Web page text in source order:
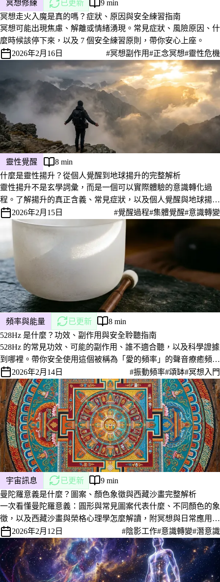
冥想修練 已更新
9 min
冥想走火入魔是真的嗎？症狀、原因與安全練習指南
冥想可能出現焦慮、解離或情緒湧現。常見症狀、風險原因、什
麼時候該停下來，以及 7 個安全練習原則，帶你安心上座。
2026年2月16日
#冥想副作用#正念冥想#靈性危機
靈性覺醒
8 min
什麼是靈性揚升？從個人覺醒到地球揚升的完整解析
靈性揚升不是玄學詞彙，而是一個可以實際體驗的意識轉化過
程。了解揚升的真正含義、常見症狀，以及個人覺醒與地球揚升
之間的關係。
2026年2月15日 #覺醒過程#集體覺醒#意識轉變
頻率與能量 已更新
8 min
528Hz 是什麼？功效、副作用與安全聆聽指南
528Hz 的常見功效、可能的副作用、誰不適合聽，以及科學證據
到哪裡。帶你安全使用這個被稱為「愛的頻率」的聲音療癒頻
率。2026年2月14日 #振動頻率#頌缽#冥想入門
宇宙訊息 已更新
9 min
曼陀羅意義是什麼？圖案、顏色象徵與西藏沙畫完整解析
一次看懂曼陀羅意義：圓形與常見圖案代表什麼、不同顏色的象
徵，以及西藏沙畫與榮格心理學怎麼解讀，附冥想與日常應用方
式。2026年2月12日 #陰影工作#意識轉變#潛意識